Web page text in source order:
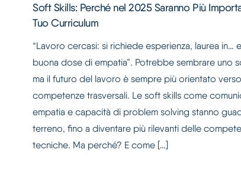
Soft Skills: Perché nel 2025 Saranno Più
Tuo Curriculum
“Lavoro cercasi: si richiede esperienza, laurea in…
buona dose di empatia”. Potrebbe sembrare uno
ma il futuro del lavoro è sempre più orientato verso
competenze trasversali. Le soft skills come
empatia e capacità di problem solving stanno
terreno, fino a diventare più rilevanti delle
tecniche. Ma perché? E come […]